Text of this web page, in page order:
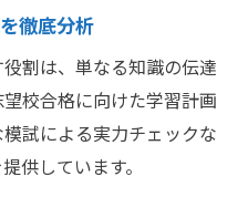
徹底分析
割は、単なる知識の伝達
校合格に向けた学習計画
試による実力チェックな
供しています。